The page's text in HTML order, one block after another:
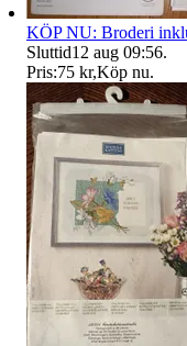
KÖP NU: Broderi
Sluttid12 aug 09:56.
Pris:75 kr,Köp nu.